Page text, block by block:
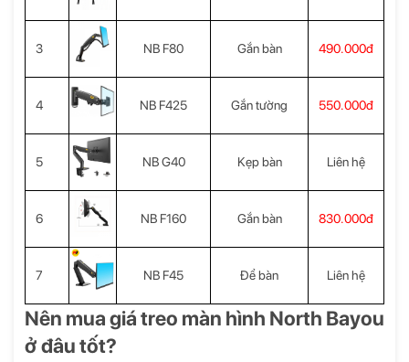
3 NB F80 Gắn bàn 490.000đ
4 NB F425 Gắn tường 550.000đ
5 NB G40 Kẹp bàn Liên hệ
6 NB F160 Gắn bàn 830.000đ
7 NB F45 Để bàn Liên hệ
Nên mua giá treo màn hình North Bayou
ở đâu tốt?